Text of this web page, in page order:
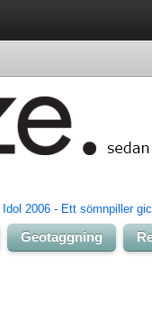
Idol 2006 - Ett sömnpiller
Geotaggning